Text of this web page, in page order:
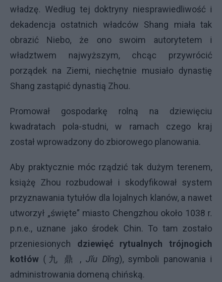
władzę. Według tej doktryny niesprawiedliwość i
dekadencja ostatnich władców Shang miała tak
obrazić Niebo, że ono swoim autorytetem i
władztwem najwyższym, chcąc przywrócić
porządek na Ziemi, niechętnie musiało dynastię
Shang zastąpić dynastią Zhou.
Promował gospodarkę rolną na dziewięciu
kwadratach pola-studni, w ramach czego kraj
został wprowadzony do zbiorowego planowania.
Aby praktycznie móc rządzić tak dużym terenem,
książę Zhou rozbudował i skodyfikował system
przyznawania tytułów dla lojalnych klanów, a nawet
utworzył „święte” miasto Chengzhou około 1038 r.
p.n.e., uznane jako środek Chin. To tam zostało
przeniesionych dziewięć rytualnych trójnogich
kotłów (九 鼎 , Jǐu Dǐng), symboli panowania i
administrowania domeną chińską.